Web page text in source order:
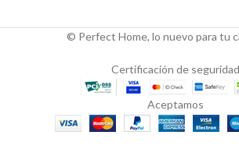
© Perfect Home, lo nuevo para tu
Certificación de seguridad
Aceptamos